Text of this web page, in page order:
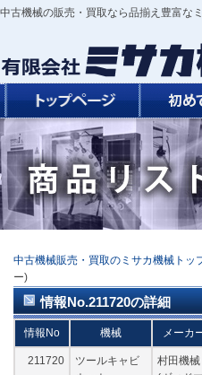
中古機械の販売・買取なら品揃え豊富な
中古機械販売・買取のミサカ機械トッ
ー)
情報No.211720の詳細
情報No 機械 メーカ
211720
ツールキャビ
村田機械